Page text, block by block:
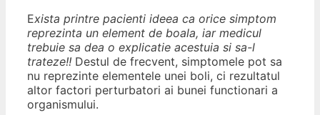
Exista printre pacienti ideea ca orice simptom
reprezinta un element de boala, iar medicul
trebuie sa dea o explicatie acestuia si sa-l
trateze!! Destul de frecvent, simptomele pot sa
nu reprezinte elementele unei boli, ci rezultatul
altor factori perturbatori ai bunei functionari a
organismului.